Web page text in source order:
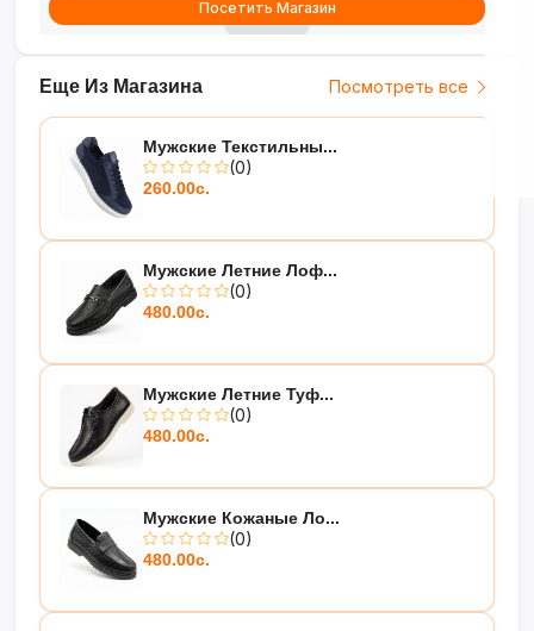
Еще Из Магазина Посмотреть все
Мужские Текстильны...
(0)
260.00с.
Мужские Летние Лоф...
(0)
480.00с.
Мужские Летние Туф...
(0)
480.00с.
Мужские Кожаные Ло...
(0)
480.00с.
Посетить Магазин